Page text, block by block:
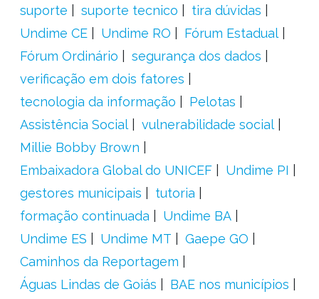
suporte
suporte tecnico
tira dúvidas
Undime CE
Undime RO
Fórum Estadual
Fórum Ordinário
segurança dos dados
verificação em dois fatores
tecnologia da informação
Pelotas
Assistência Social
vulnerabilidade social
Millie Bobby Brown
Embaixadora Global do UNICEF
Undime PI
gestores municipais
tutoria
formação continuada
Undime BA
Undime ES
Undime MT
Gaepe GO
Caminhos da Reportagem
Águas Lindas de Goiás
BAE nos municípios